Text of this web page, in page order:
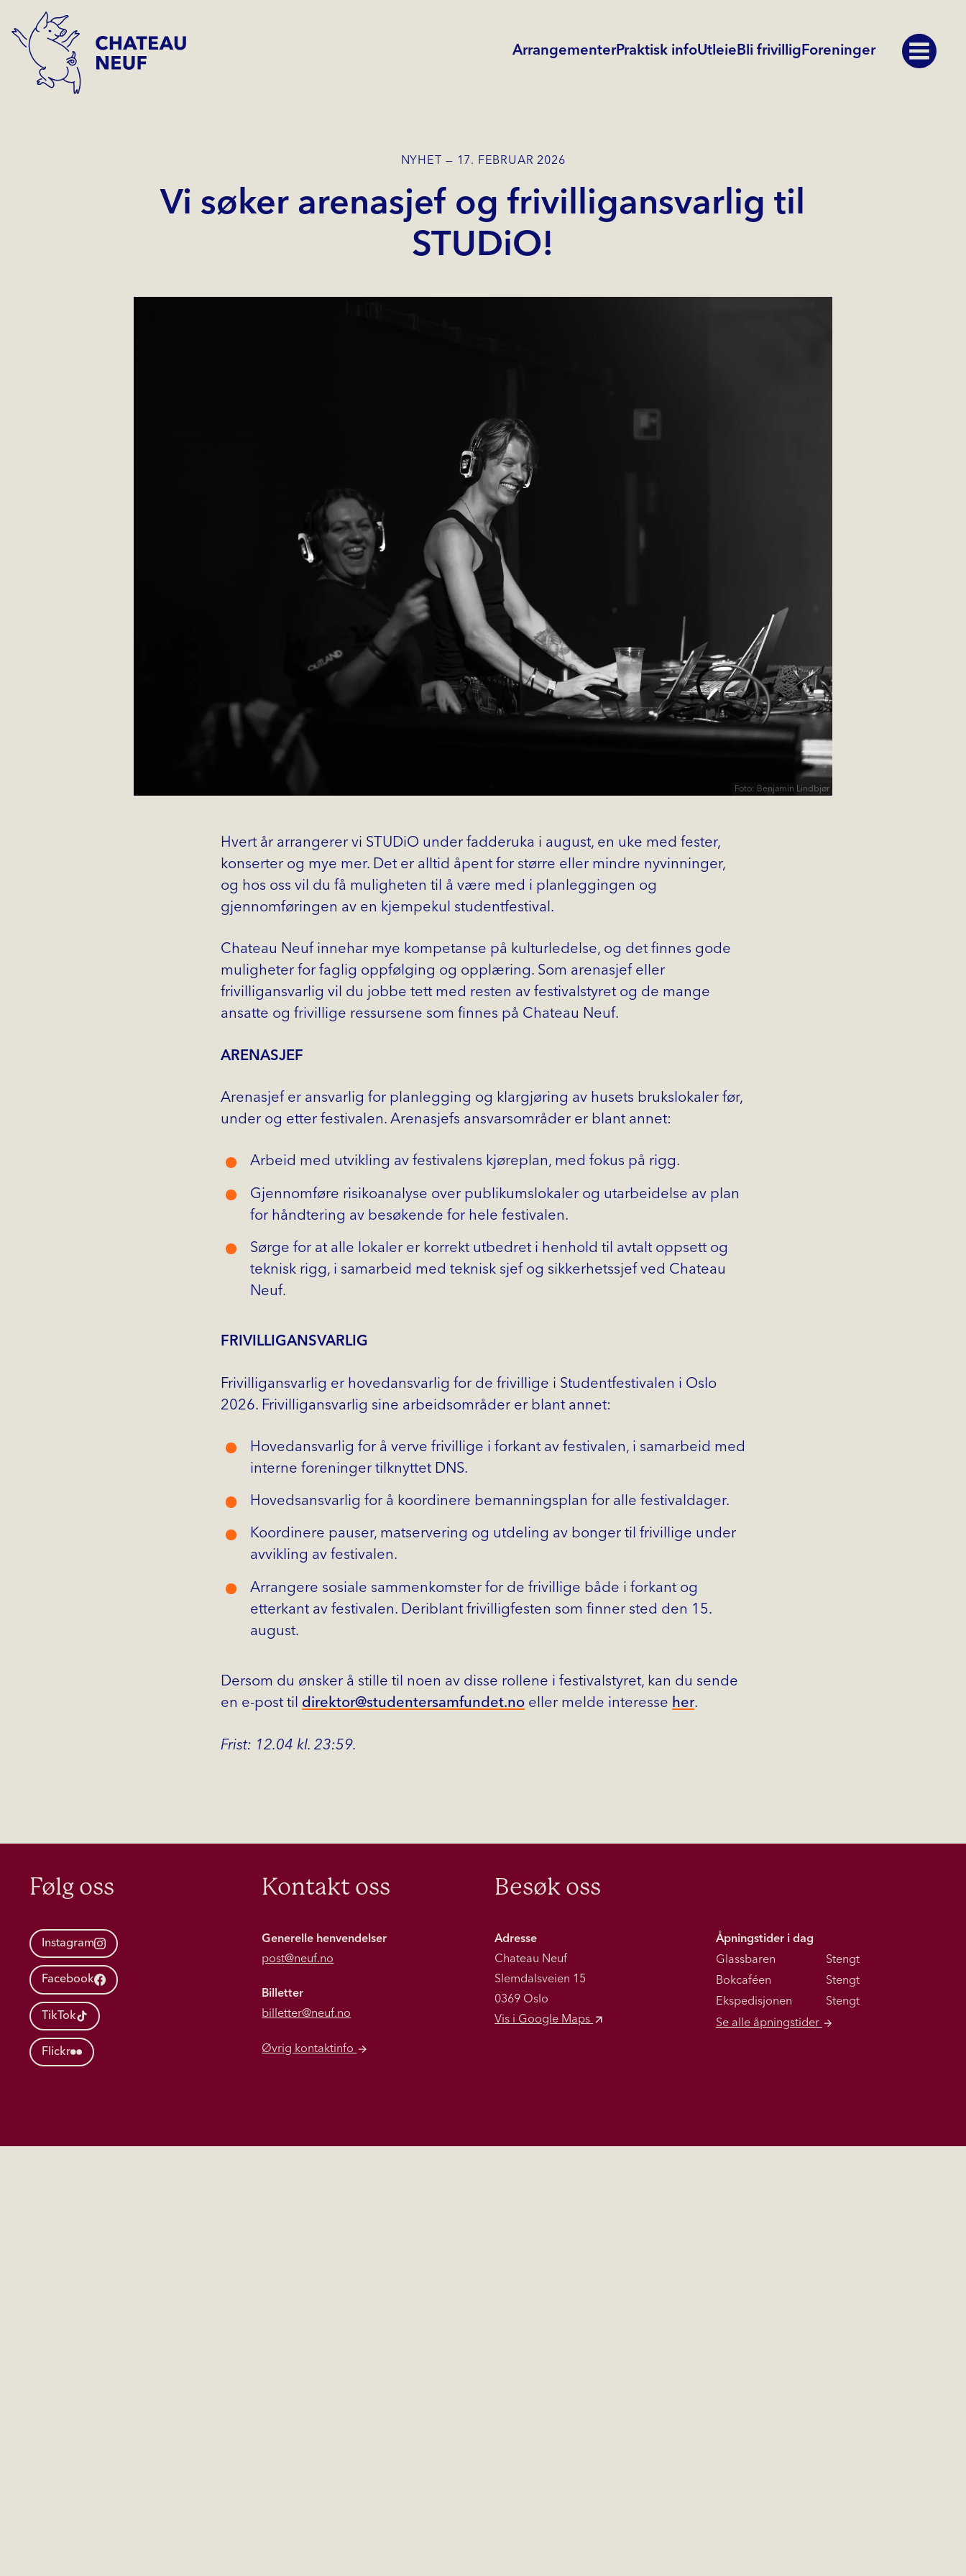
ArrangementerPraktisk infoUtleie Bli frivillig Foreninger
NYHET 17. FEBRUAR 2026
Vi søker arenasjef og frivilligansvarlig til
STUDiO!
Foto: Benjamin Lindbjør
Hvert år arrangerer vi STUDiO under fadderuka i august, en uke med fester,
konserter og mye mer. Det er alltid åpent for større eller mindre nyvinninger,
og hos oss vil du få muligheten til å være med i planleggingen og
gjennomføringen av en kjempekul studentfestival.
Chateau Neuf innehar mye kompetanse på kulturledelse, og det finnes gode
muligheter for faglig oppfølging og opplæring. Som arenasjef eller
frivilligansvarlig vil du jobbe tett med resten av festivalstyret og de mange
ansatte og frivillige ressursene som finnes på Chateau Neuf.
ARENASJEF
Arenasjef er ansvarlig for planlegging og klargjøring av husets brukslokaler før,
under og etter festivalen. Arenasjefs ansvarsområder er blant annet:
Arbeid med utvikling av festivalens kjøreplan, med fokus på rigg.
Gjennomføre risikoanalyse over publikumslokaler og utarbeidelse av plan
for håndtering av besøkende for hele festivalen.
Sørge for at alle lokaler er korrekt utbedret i henhold til avtalt oppsett og
teknisk rigg, i samarbeid med teknisk sjef og sikkerhetssjef ved Chateau
Neuf.
FRIVILLIGANSVARLIG
Frivilligansvarlig er hovedansvarlig for de frivillige i Studentfestivalen i Oslo
2026. Frivilligansvarlig sine arbeidsområder er blant annet:
Hovedansvarlig for å verve frivillige i forkant av festivalen, i samarbeid med
interne foreninger tilknyttet DNS.
Hovedsansvarlig for å koordinere bemanningsplan for alle festivaldager.
Koordinere pauser, matservering og utdeling av bonger til frivillige under
avvikling av festivalen.
Arrangere sosiale sammenkomster for de frivillige både i forkant og
etterkant av festivalen. Deriblant frivilligfesten som finner sted den 15.
august.
Dersom du ønsker å stille til noen av disse rollene i festivalstyret, kan du sende
en e-post til direktor@studentersamfundet.no eller melde interesse her.
Frist: 12.04 kl. 23:59.
Følg oss
Instagram
Facebook
TikTok
Flickr
Kontakt oss
Generelle henvendelser
post@neuf.no
Billetter
billetter@neuf.no
Øvrig kontaktinfo
Besøk oss
Adresse
Chateau Neuf
Slemdalsveien 15
0369 Oslo
Vis i Google Maps
Åpningstider i dag
Glassbaren
Stengt
Bokcaféen
Stengt
Ekspedisjonen
Stengt
Se alle åpningstider